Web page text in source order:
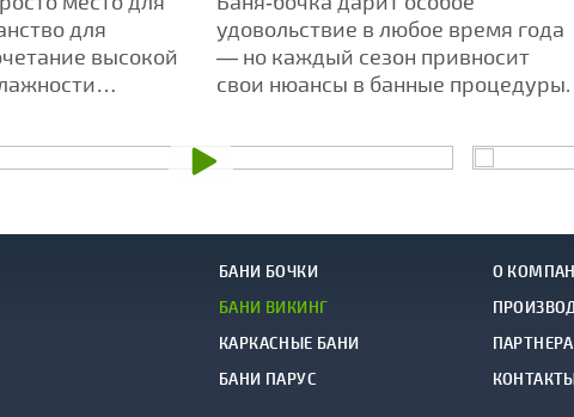
в парилке
для
высокой
опыта
удовольствие в любое время года
— но каждый сезон привносит
свои нюансы в банные процедуры.
БАНИ БОЧКИ
БАНИ ВИКИНГ
КАРКАСНЫЕ БАНИ
БАНИ ПАРУС
О